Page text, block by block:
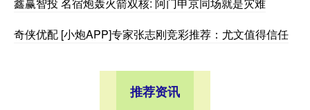
奇侠优配 [小炮APP]专家张志刚竞彩推荐：尤文值得信任
推荐资讯